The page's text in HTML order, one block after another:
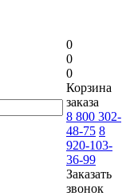
0
0
0
Корзина
заказа
8 800 302-
48-75 8
920-103-
36-99
Заказать
звонок